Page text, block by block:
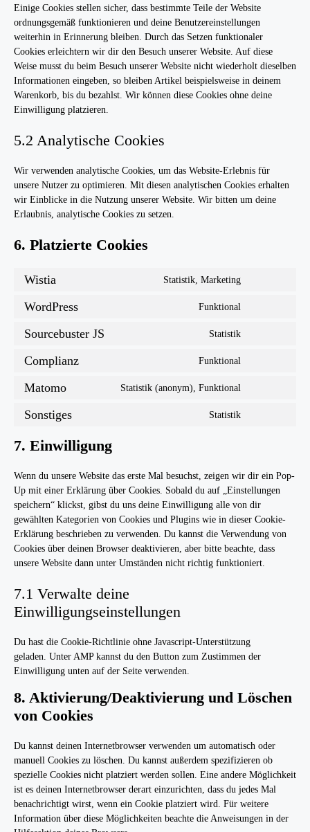
Einige Cookies stellen sicher, dass bestimmte Teile der Website
ordnungsgemäß funktionieren und deine Benutzereinstellungen
weiterhin in Erinnerung bleiben. Durch das Setzen funktionaler
Cookies erleichtern wir dir den Besuch unserer Website. Auf diese
Weise musst du beim Besuch unserer Website nicht wiederholt dieselben
Informationen eingeben, so bleiben Artikel beispielsweise in deinem
Warenkorb, bis du bezahlst. Wir können diese Cookies ohne deine
Einwilligung platzieren.
5.2 Analytische Cookies
Wir verwenden analytische Cookies, um das Website-Erlebnis für
unsere Nutzer zu optimieren. Mit diesen analytischen Cookies erhalten
wir Einblicke in die Nutzung unserer Website. Wir bitten um deine
Erlaubnis, analytische Cookies zu setzen.
6. Platzierte Cookies
Wistia Statistik, Marketing
WordPress Funktional
Sourcebuster JS Statistik
Complianz Funktional
Matomo Statistik (anonym), Funktional
Sonstiges Statistik
7. Einwilligung
Wenn du unsere Website das erste Mal besuchst, zeigen wir dir ein Pop-
Up mit einer Erklärung über Cookies. Sobald du auf „Einstellungen
speichern“ klickst, gibst du uns deine Einwilligung alle von dir
gewählten Kategorien von Cookies und Plugins wie in dieser Cookie-
Erklärung beschrieben zu verwenden. Du kannst die Verwendung von
Cookies über deinen Browser deaktivieren, aber bitte beachte, dass
unsere Website dann unter Umständen nicht richtig funktioniert.
7.1 Verwalte deine
Einwilligungseinstellungen
Du hast die Cookie-Richtlinie ohne Javascript-Unterstützung
geladen. Unter AMP kannst du den Button zum Zustimmen der
Einwilligung unten auf der Seite verwenden.
8. Aktivierung/Deaktivierung und Löschen
von Cookies
Du kannst deinen Internetbrowser verwenden um automatisch oder
manuell Cookies zu löschen. Du kannst außerdem spezifizieren ob
spezielle Cookies nicht platziert werden sollen. Eine andere Möglichkeit
ist es deinen Internetbrowser derart einzurichten, dass du jedes Mal
benachrichtigt wirst, wenn ein Cookie platziert wird. Für weitere
Information über diese Möglichkeiten beachte die Anweisungen in der